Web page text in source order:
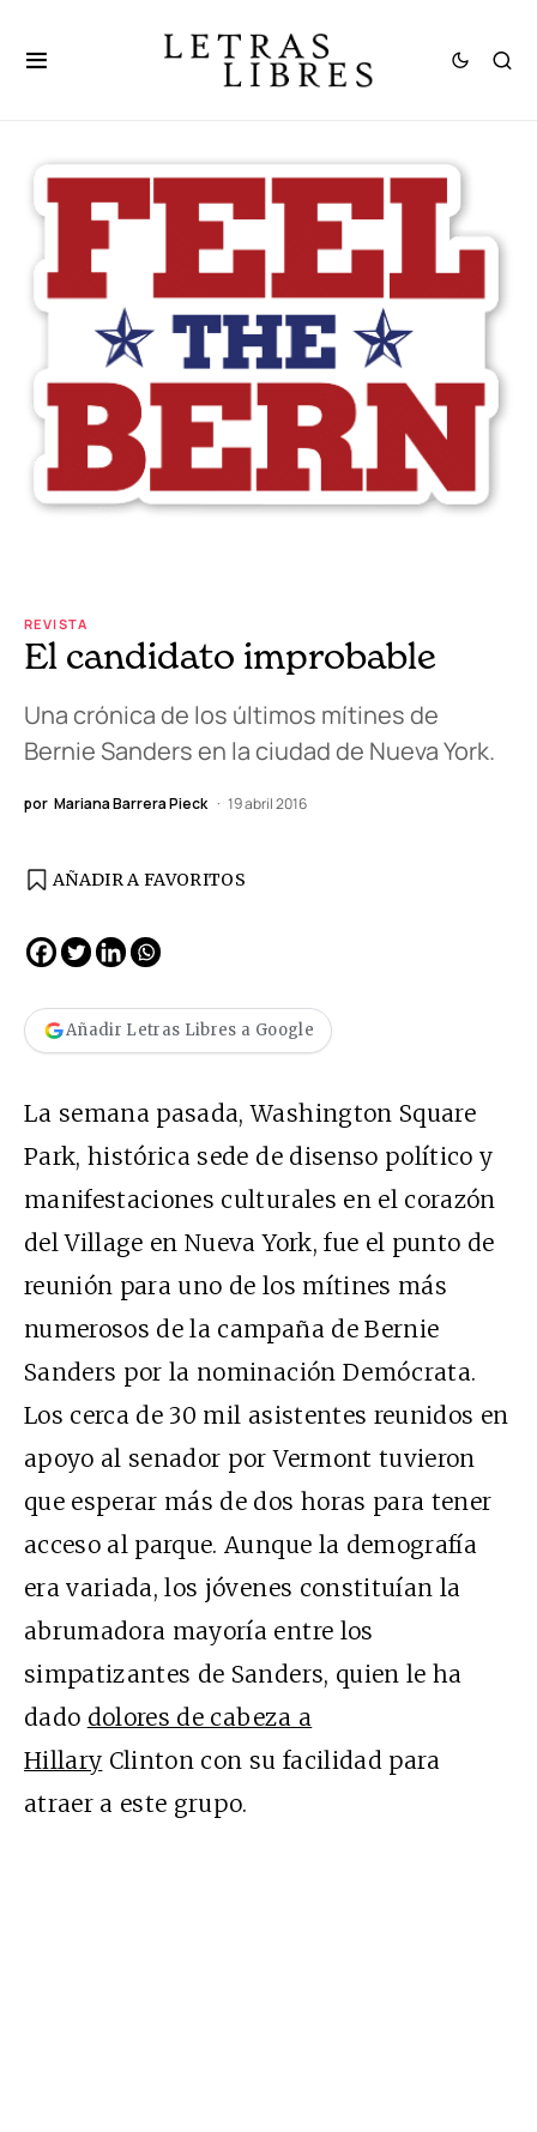
REVISTA
El candidato improbable
Una crónica de los últimos mítines de
Bernie Sanders en la ciudad de Nueva York.
por Mariana Barrera Pieck 19 abril 2016
AÑADIR A FAVORITOS
Añadir Letras Libres a Google
La semana pasada, Washington Square
Park, histórica sede de disenso político y
manifestaciones culturales en el corazón
del Village en Nueva York, fue el punto de
reunión para uno de los mítines más
numerosos de la campaña de Bernie
Sanders por la nominación Demócrata.
Los cerca de 30 mil asistentes reunidos en
apoyo al senador por Vermont tuvieron
que esperar más de dos horas para tener
acceso al parque. Aunque la demografía
era variada, los jóvenes constituían la
abrumadora mayoría entre los
simpatizantes de Sanders, quien le ha
dado dolores de cabeza a
Hillary Clinton con su facilidad para
atraer a este grupo.